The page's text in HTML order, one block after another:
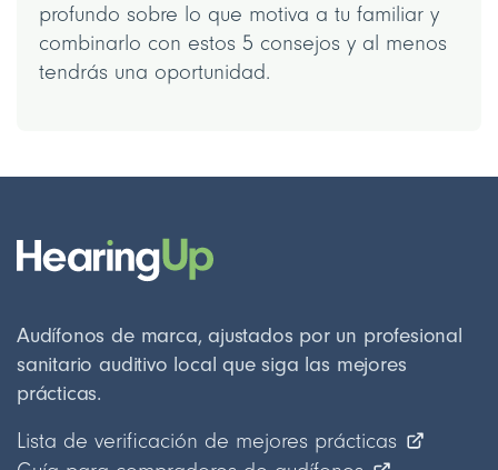
profundo sobre lo que motiva a tu familiar y
combinarlo con estos 5 consejos y al menos
tendrás una oportunidad.
Audífonos de marca, ajustados por un profesional
sanitario auditivo local que siga las mejores
prácticas.
Lista de verificación de mejores prácticas